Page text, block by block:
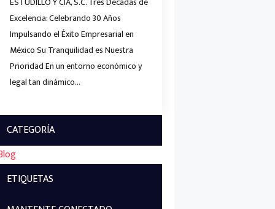
Excelencia: Celebrando 30 Años
Impulsando el Éxito Empresarial en
México Su Tranquilidad es Nuestra
Prioridad En un entorno económico y
legal tan dinámico…
CATEGORÍA
ETIQUETAS